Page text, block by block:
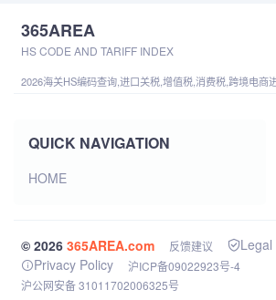
365AREA
HS CODE AND TARIFF INDEX
2026海关HS编码查询,进口关税,增值税,消费税,跨境电商
QUICK NAVIGATION
HOME
© 2026 365AREA.com 反馈建议
Privacy Policy
沪ICP备09022923号-4
沪公网安备 31011702006325号